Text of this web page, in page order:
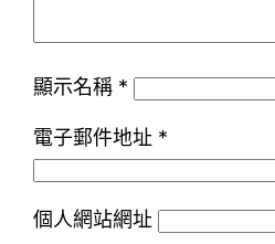
顯示名稱 *
電子郵件地址 *
個人網站網址